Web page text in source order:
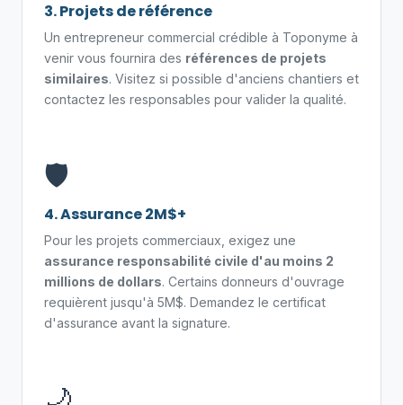
3. Projets de référence
Un entrepreneur commercial crédible à Toponyme à
venir vous fournira des références de projets
similaires. Visitez si possible d'anciens chantiers et
contactez les responsables pour valider la qualité.
🛡️
4. Assurance 2M$+
Pour les projets commerciaux, exigez une
assurance responsabilité civile d'au moins 2
millions de dollars. Certains donneurs d'ouvrage
requièrent jusqu'à 5M$. Demandez le certificat
d'assurance avant la signature.